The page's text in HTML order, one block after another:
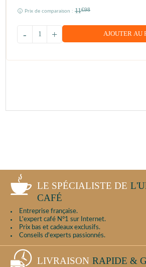
Prix de comparaison : 11€98
+
- AJOUTER AU
LE SPÉCIALISTE DE
CAFÉ
Entreprise française.
L'expert café N°1 sur Internet.
Prix bas et cadeaux exclusifs.
Conseils d'experts passionnés.
LIVRAISON RAPIDE &